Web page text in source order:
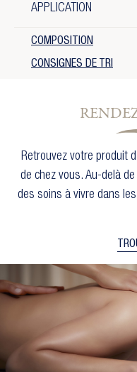
APPLICATION
COMPOSITION
CONSIGNES DE TRI
Retrouvez votre produit
de chez vous. Au-delà
des soins à vivre dans